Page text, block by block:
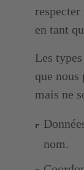
en tant
Les
que
mais ne
nom.